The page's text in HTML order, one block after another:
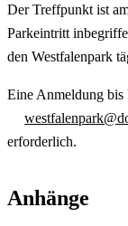
DerTreffpunkt ist
Parkeintritt
den Westfalenpark
Eine Anmeldung
erforderlich.
Anhänge